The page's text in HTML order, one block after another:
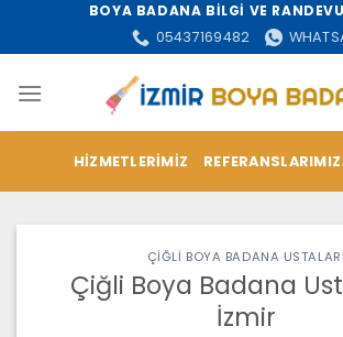
BOYA BADANA BİLGİ VE
05437169482
HIZMETLERIMIZ REFERANSLARIMIZ
ÇIĞLI BOYA BADANA USTALARI
Çiğli Boya Badana
İzmir